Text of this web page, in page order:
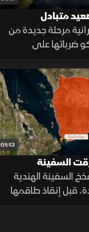
متبادل
مرحلة جديدة من
ضرباتها على
الباليستية، بينما
الجوية
01:13
السفينة
السفينة الهندية
قبل إنقاذ طاقمها
تصعيد جديد يزيد